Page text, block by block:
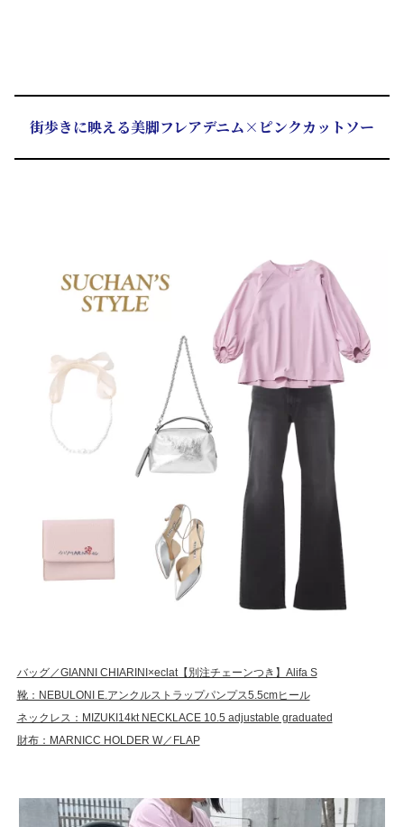
街歩きに映える美脚フレアデニム×ピンクカットソー
バッグ／GIANNI CHIARINI×eclat【別注チェーンつき】Alifa S
靴：NEBULONI E.アンクルストラップパンプス5.5cmヒール
ネックレス：MIZUKI14kt NECKLACE 10.5 adjustable graduated
財布：MARNICC HOLDER W／FLAP